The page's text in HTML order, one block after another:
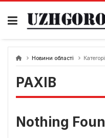
Skip
content
Новини області
РАХІВ
Nothing